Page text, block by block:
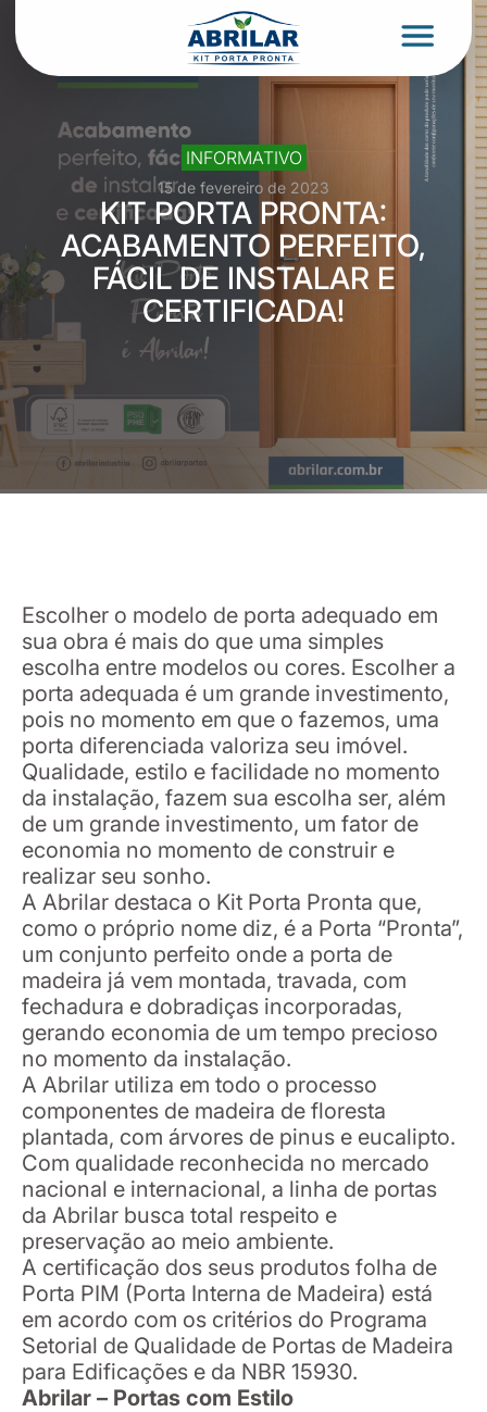
INFORMATIVO
15 de fevereiro de 2023
KIT PORTA PRONTA:
ACABAMENTO PERFEITO,
FÁCIL DE INSTALAR E
CERTIFICADA!
Escolher o modelo de porta adequado em
sua obra é mais do que uma simples
escolha entre modelos ou cores. Escolher a
porta adequada é um grande investimento,
pois no momento em que o fazemos, uma
porta diferenciada valoriza seu imóvel.
Qualidade, estilo e facilidade no momento
da instalação, fazem sua escolha ser, além
de um grande investimento, um fator de
economia no momento de construir e
realizar seu sonho.
A Abrilar destaca o Kit Porta Pronta que,
como o próprio nome diz, é a Porta “Pronta”,
um conjunto perfeito onde a porta de
madeira já vem montada, travada, com
fechadura e dobradiças incorporadas,
gerando economia de um tempo precioso
no momento da instalação.
A Abrilar utiliza em todo o processo
componentes de madeira de floresta
plantada, com árvores de pinus e eucalipto.
Com qualidade reconhecida no mercado
nacional e internacional, a linha de portas
da Abrilar busca total respeito e
preservação ao meio ambiente.
A certificação dos seus produtos folha de
Porta PIM (Porta Interna de Madeira) está
em acordo com os critérios do Programa
Setorial de Qualidade de Portas de Madeira
para Edificações e da NBR 15930.
Abrilar – Portas com Estilo